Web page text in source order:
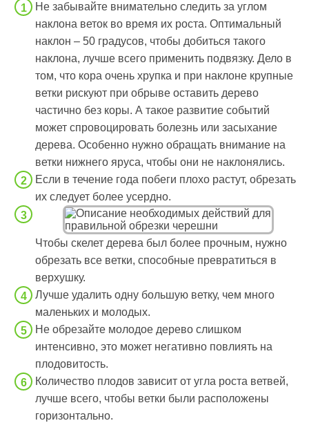
Не забывайте внимательно следить за углом
наклона веток во время их роста. Оптимальный
наклон – 50 градусов, чтобы добиться такого
наклона, лучше всего применить подвязку. Дело в
том, что кора очень хрупка и при наклоне крупные
ветки рискуют при обрыве оставить дерево
частично без коры. А такое развитие событий
может спровоцировать болезнь или засыхание
дерева. Особенно нужно обращать внимание на
ветки нижнего яруса, чтобы они не наклонялись.
Если в течение года побеги плохо растут, обрезать
их следует более усердно.
Чтобы скелет дерева был более прочным, нужно
обрезать все ветки, способные превратиться в
верхушку.
Лучше удалить одну большую ветку, чем много
маленьких и молодых.
Не обрезайте молодое дерево слишком
интенсивно, это может негативно повлиять на
плодовитость.
Количество плодов зависит от угла роста ветвей,
лучше всего, чтобы ветки были расположены
горизонтально.